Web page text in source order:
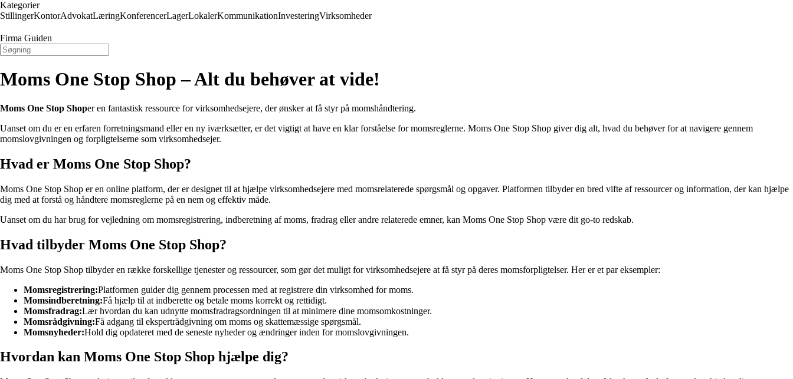
Kategorier
StillingerKontorAdvokatLæringKonferencerLagerLokalerKommunikationInvesteringVirksomheder
Firma Guiden
Moms One Stop Shop – Alt du behøver at vide!
Moms One Stop Shoper en fantastisk ressource for virksomhedsejere, der ønsker at få styr på momshåndtering.
Uanset om du er en erfaren forretningsmand eller en ny iværksætter, er det vigtigt at have en klar forståelse for momsreglerne. Moms One Stop Shop giver dig alt, hvad du behøver for at navigere gennem
momslovgivningen og forpligtelserne som virksomhedsejer.
Hvad er Moms One Stop Shop?
Moms One Stop Shop er en online platform, der er designet til at hjælpe virksomhedsejere med momsrelaterede spørgsmål og opgaver. Platformen tilbyder en bred vifte af ressourcer og information, der kan hjælpe
dig med at forstå og håndtere momsreglerne på en nem og effektiv måde.
Uanset om du har brug for vejledning om momsregistrering, indberetning af moms, fradrag eller andre relaterede emner, kan Moms One Stop Shop være dit go-to redskab.
Hvad tilbyder Moms One Stop Shop?
Moms One Stop Shop tilbyder en række forskellige tjenester og ressourcer, som gør det muligt for virksomhedsejere at få styr på deres momsforpligtelser. Her er et par eksempler:
Momsregistrering:Platformen guider dig gennem processen med at registrere din virksomhed for moms.
Momsindberetning:Få hjælp til at indberette og betale moms korrekt og rettidigt.
Momsfradrag:Lær hvordan du kan udnytte momsfradragsordningen til at minimere dine momsomkostninger.
Momsrådgivning:Få adgang til ekspertrådgivning om moms og skattemæssige spørgsmål.
Momsnyheder:Hold dig opdateret med de seneste nyheder og ændringer inden for momslovgivningen.
Hvordan kan Moms One Stop Shop hjælpe dig?